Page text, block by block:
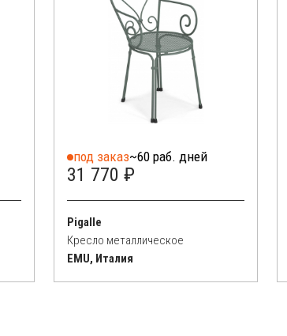
под заказ~60 раб. дней
31 770 ₽
Pigalle
Кресло металлическое
EMU, Италия